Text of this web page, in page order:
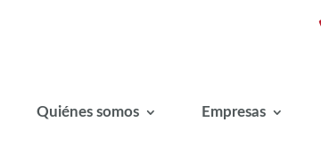
Quiénes somos Empresas